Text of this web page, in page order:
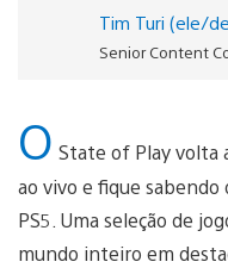
Tim Turi (ele/
Senior Content
O State of Play volta
ao vivo e fique sabendo
PS5. Uma seleção de
mundo inteiro em